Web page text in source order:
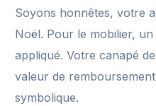
Soyons honnêtes, votre
Noël. Pour le mobilier,
appliqué. Votre canapé
valeur de
symbolique.